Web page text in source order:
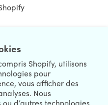
Shopify, utilisons
pour
vous afficher des
Nous
d’autres technologies